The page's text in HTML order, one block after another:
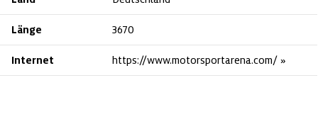
Länge 3670
Internet https://www.motorsportarena.com/